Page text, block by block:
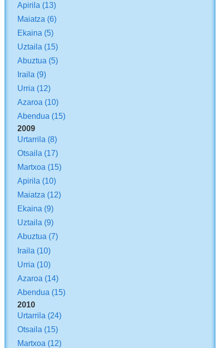
Apirila (13)
Maiatza (6)
Ekaina (5)
Uztaila (15)
Abuztua (5)
Iraila (9)
Urria (12)
Azaroa (10)
Abendua (15)
2009
Urtarrila (8)
Otsaila (17)
Martxoa (15)
Apirila (10)
Maiatza (12)
Ekaina (9)
Uztaila (9)
Abuztua (7)
Iraila (10)
Urria (10)
Azaroa (14)
Abendua (15)
2010
Urtarrila (24)
Otsaila (15)
Martxoa (12)